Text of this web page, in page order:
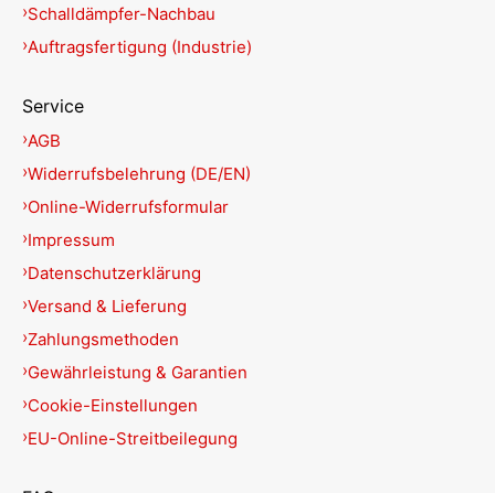
Schalldämpfer-Nachbau
Auftragsfertigung (Industrie)
Service
AGB
Widerrufsbelehrung (DE/EN)
Online-Widerrufsformular
Impressum
Datenschutzerklärung
Versand & Lieferung
Zahlungsmethoden
Gewährleistung & Garantien
Cookie-Einstellungen
EU-Online-Streitbeilegung